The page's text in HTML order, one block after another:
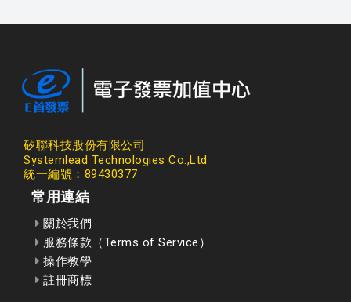
矽聯科技股份有限公司
Systemlead Technologies Co.,Ltd
統一編號：89430377
常用連結
關於我們
服務條款（Terms of Service）
操作教學
註冊商標